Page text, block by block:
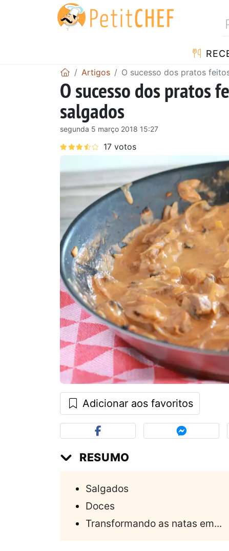
Artigos O sucesso dos pratos
O sucesso dos pratos
salgados
segunda 5 março 2018 15:27
Adicionar aos favoritos
RESUMO
Salgados
Doces
Transformando as natas em...